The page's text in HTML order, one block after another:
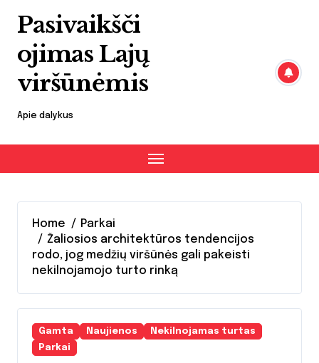
Pasivaikšči
ojimas Lajų
viršūnėmis
Apie dalykus
Home
Parkai
Žaliosios architektūros tendencijos
rodo, jog medžių viršūnės gali pakeisti
nekilnojamojo turto rinką
Gamta Naujienos
Nekilnojamas turtas
Parkai